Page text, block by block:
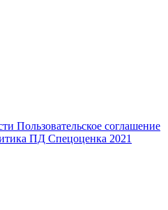
Пользовательское соглашение
ПД Спецоценка 2021